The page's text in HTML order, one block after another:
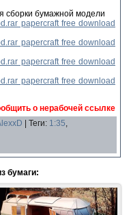
сборки бумажной модели
papercraft free download
papercraft free download
papercraft free download
papercraft free download
о нерабочей ссылке
Теги: 1:35,
бумаги: